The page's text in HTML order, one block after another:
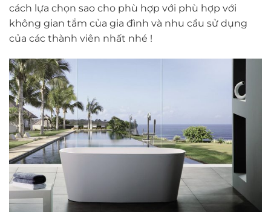
cách lựa chọn sao cho phù hợp với phù hợp với
không gian tắm của gia đình và nhu cầu sử dụng
của các thành viên nhất nhé !